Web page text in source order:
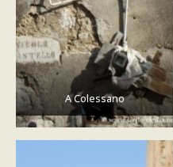
A Colessano